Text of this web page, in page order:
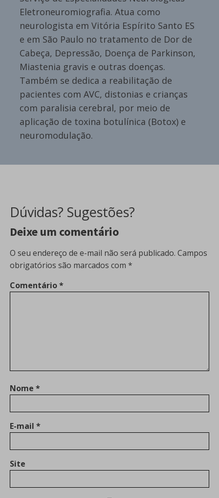
Eletroneuromiografia. Atua como
neurologista em Vitória Espírito Santo ES
e em São Paulo no tratamento de Dor de
Cabeça, Depressão, Doença de Parkinson,
Miastenia gravis e outras doenças.
Também se dedica a reabilitação de
pacientes com AVC, distonias e crianças
com paralisia cerebral, por meio de
aplicação de toxina botulínica (Botox) e
neuromodulação.
Dúvidas? Sugestões?
Deixe um comentário
O seu endereço de e-mail não será publicado. Campos
obrigatórios são marcados com *
Comentário*
Nome *
E-mail *
Site